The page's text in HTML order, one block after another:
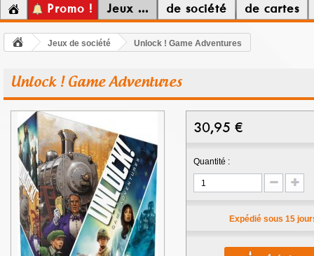
Promo ! Jeux ... de société de cartes
Jeux de société Unlock ! Game Adventures
Unlock ! Game Adventures
30,95 €
Quantité :
Expédié sous 15